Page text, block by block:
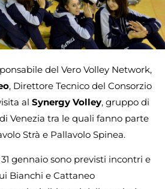
del Vero Volley Network,
, Direttore Tecnico del Consorzio
al Synergy Volley, gruppo di
Venezia tra le quali fanno parte
Strà e Pallavolo Spinea.
gennaio sono previsti incontri e
Bianchi e Cattaneo